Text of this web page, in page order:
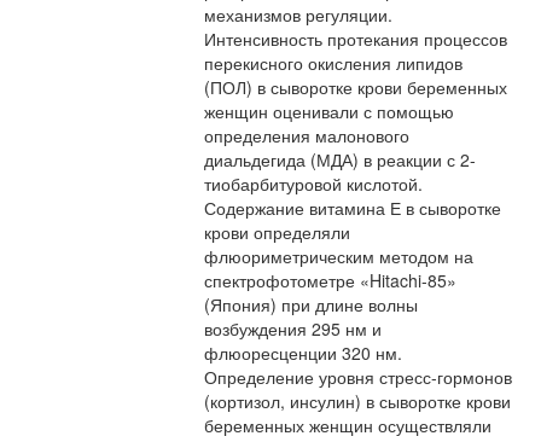
механизмов регуляции.
Интенсивность протекания процессов
перекисного окисления липидов
(ПОЛ) в сыворотке крови беременных
женщин оценивали с помощью
определения малонового
диальдегида (МДА) в реакции с 2-
тиобарбитуровой кислотой.
Содержание витамина Е в сыворотке
крови определяли
флюориметрическим методом на
спектрофотометре «Hitachi-85»
(Япония) при длине волны
возбуждения 295 нм и
флюоресценции 320 нм.
Определение уровня стресс-гормонов
(кортизол, инсулин) в сыворотке крови
беременных женщин осуществляли